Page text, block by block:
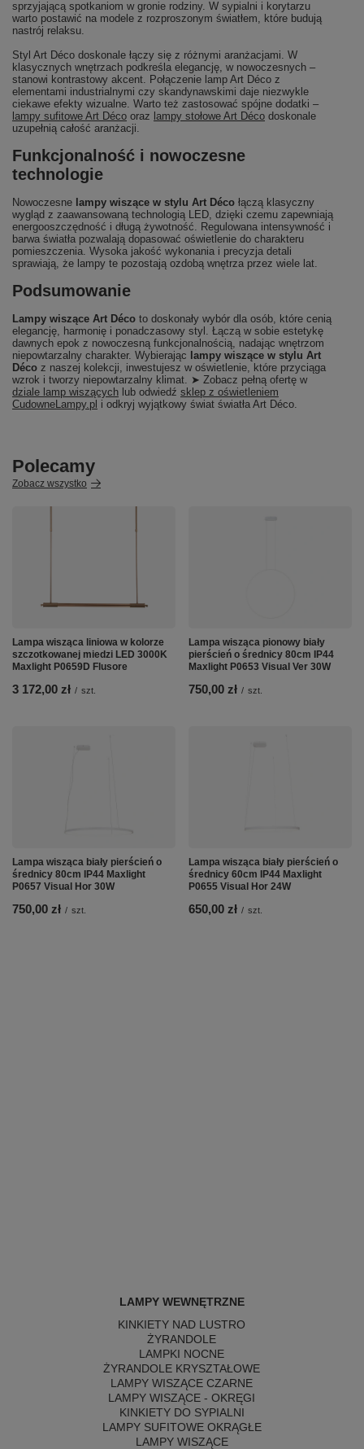
sprzyjającą spotkaniom w gronie rodziny. W sypialni i korytarzu
warto postawić na modele z rozproszonym światłem, które budują
nastrój relaksu.
Styl Art Déco doskonale łączy się z różnymi aranżacjami. W
klasycznych wnętrzach podkreśla elegancję, w nowoczesnych –
stanowi kontrastowy akcent. Połączenie lamp Art Déco z
elementami industrialnymi czy skandynawskimi daje niezwykle
ciekawe efekty wizualne. Warto też zastosować spójne dodatki –
lampy sufitowe Art Déco oraz lampy stołowe Art Déco doskonale
uzupełnią całość aranżacji.
Funkcjonalność i nowoczesne
technologie
Nowoczesne lampy wiszące w stylu Art Déco łączą klasyczny
wygląd z zaawansowaną technologią LED, dzięki czemu zapewniają
energooszczędność i długą żywotność. Regulowana intensywność i
barwa światła pozwalają dopasować oświetlenie do charakteru
pomieszczenia. Wysoka jakość wykonania i precyzja detali
sprawiają, że lampy te pozostają ozdobą wnętrza przez wiele lat.
Podsumowanie
Lampy wiszące Art Déco to doskonały wybór dla osób, które cenią
elegancję, harmonię i ponadczasowy styl. Łączą w sobie estetykę
dawnych epok z nowoczesną funkcjonalnością, nadając wnętrzom
niepowtarzalny charakter. Wybierając lampy wiszące w stylu Art
Déco z naszej kolekcji, inwestujesz w oświetlenie, które przyciąga
wzrok i tworzy niepowtarzalny klimat. ➤ Zobacz pełną ofertę w
dziale lamp wiszących lub odwiedź sklep z oświetleniem
CudowneLampy.pl i odkryj wyjątkowy świat światła Art Déco.
Polecamy
Zobacz wszystko
Lampa wisząca liniowa w kolorze
szczotkowanej miedzi LED 3000K
Maxlight P0659D Flusore
3 172,00 zł / szt.
Lampa wisząca pionowy biały
pierścień o średnicy 80cm IP44
Maxlight P0653 Visual Ver 30W
750,00 zł / szt.
Lampa wisząca biały pierścień o
średnicy 80cm IP44 Maxlight
P0657 Visual Hor 30W
750,00 zł / szt.
Lampa wisząca biały pierścień o
średnicy 60cm IP44 Maxlight
P0655 Visual Hor 24W
650,00 zł / szt.
LAMPY WEWNĘTRZNE
KINKIETY NAD LUSTRO
ŻYRANDOLE
LAMPKI NOCNE
ŻYRANDOLE KRYSZTAŁOWE
LAMPY WISZĄCE CZARNE
LAMPY WISZĄCE - OKRĘGI
KINKIETY DO SYPIALNI
LAMPY SUFITOWE OKRĄGŁE
LAMPY WISZĄCE